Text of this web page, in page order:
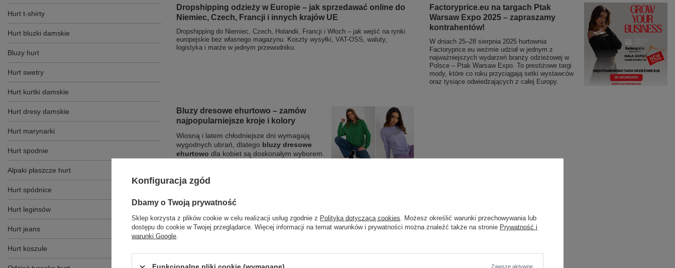
Hurt t-shirty
Hurt bluzki damskie
Bluzy hurt
Hurt swetry
Hurt kurtki damskie
Hurt dresy damskie
Hurt marynarki
Hurt spodnie
Alpaki płaszcze hurt
Hurt spódnice
Hurt leginsów
Hurt jeans
Hurt koszule
Dropshipping odzieży w Europie – jak sprzedawać online do
Niemiec, Czech, Francji i innych krajów UE
Dropshipping do Niemiec, Czech, Holandii, Francji i Włoch – jak wejść na rynki
europejskie bez własnego magazynu. Koszty wysyłki, VAT-OSS, waluty,
logistyka i marże w jednym przewodniku.
Factoryprice.eu na targach Ptak
Warsaw Expo 2025 – zapraszamy
kontrahentów!
W dniach 25–28 sierpnia 2025 hurtownia
Factoryprice.eu weźmie udział w jednym z
najważniejszych wydarzeń branży odzieżowej w
Polsce – Ptak Warsaw Expo. To prestiżowe targi
mody, które co roku przyciągają setki wystawców
oraz tysiące odwiedzających z całej Europy.
Bluzy dresowe ehurtowo – zamów
najpopularniejsze kroje i kolory
Wiosną i latem chłodniejsze dni wymagają
wygodnych ubrań, dlatego bluzy dresowe
ehurtowo dla kobiet są doskonałym wyborem.
uzupełnić asortyment swojego sklepu o najmodniejsze modele bluz,
Konfiguracja zgód
Dbamy o Twoją prywatność
Sklep korzysta z plików cookie w celu realizacji usług zgodnie z Polityką dotyczącą cookies . Możesz określić warunki przechowywania lub
dostępu do cookie w Twojej przeglądarce. Więcej informacji na temat warunków i prywatności można znaleźć także na stronie Prywatność i
warunki Google
Funkcjonalne pliki cookie (wymagane) Zawsze aktywne